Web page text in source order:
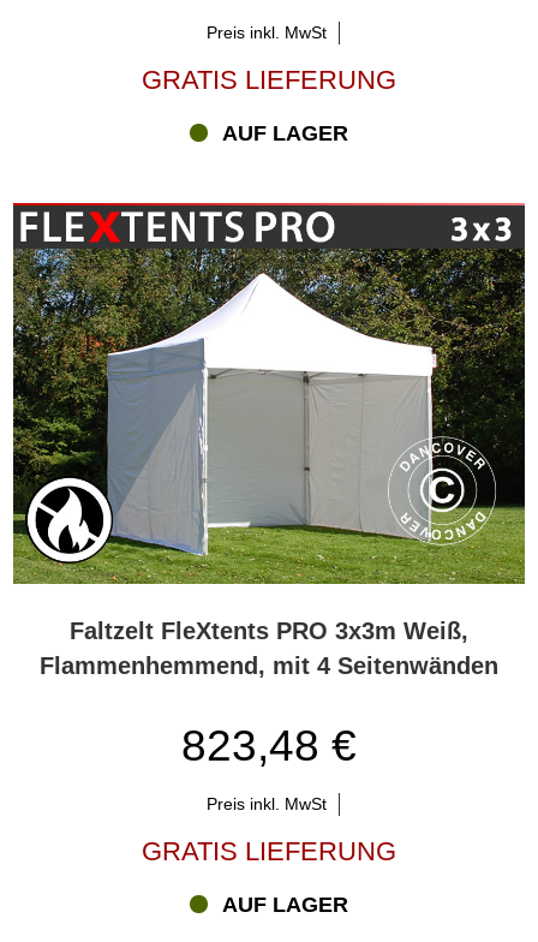
Preis inkl. MwSt
GRATIS LIEFERUNG
AUF LAGER
Faltzelt FleXtents PRO 3x3m Weiß,
Flammenhemmend, mit 4 Seitenwänden
823,48 €
Preis inkl. MwSt
GRATIS LIEFERUNG
AUF LAGER